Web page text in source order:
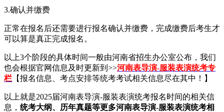
3.确认并缴费
正常在报名后还需要进行报名确认并缴费，完成缴费后考生才
可以算是真正完成报名。
以上3个阶段的具体时间一般由河南省招生办公室公布，我们
也会根据官网信息及时更新到>>河南表导演-服装表演统考专
栏 【报名信息、考点安排等统考考试相关信息尽在其中！】
以上就是2025届河南表导演-服装表演统考报名时间的相关信
息， 统考大纲、历年真题等更多河南表导演-服装表演统考相